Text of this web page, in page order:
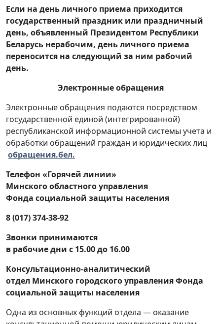
Если на день личного приема приходится
государственный праздник или праздничный
день, объявленный Президентом Республики
Беларусь нерабочим, день личного приема
переносится на следующий за ним рабочий
день.
Электронные обращения
Электронные обращения подаются посредством
государственной единой (интегрированной)
республиканской информационной системы учета и
обработки обращений граждан и юридических лиц
обращения.бел.
Телефон «Горячей линии»
Минского областного управления
Фонда социальной защиты населения
8 (017) 374-38-92
Звонки принимаются
в рабочие дни с 15.00 до 16.00
Консультационно-аналитический
отдел Минского городского управления Фонда
социальной защиты населения
Одна из основных функций отдела — оказание